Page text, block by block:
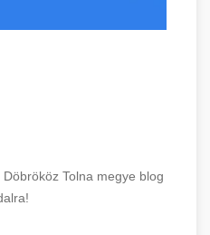
Tolna megye blog